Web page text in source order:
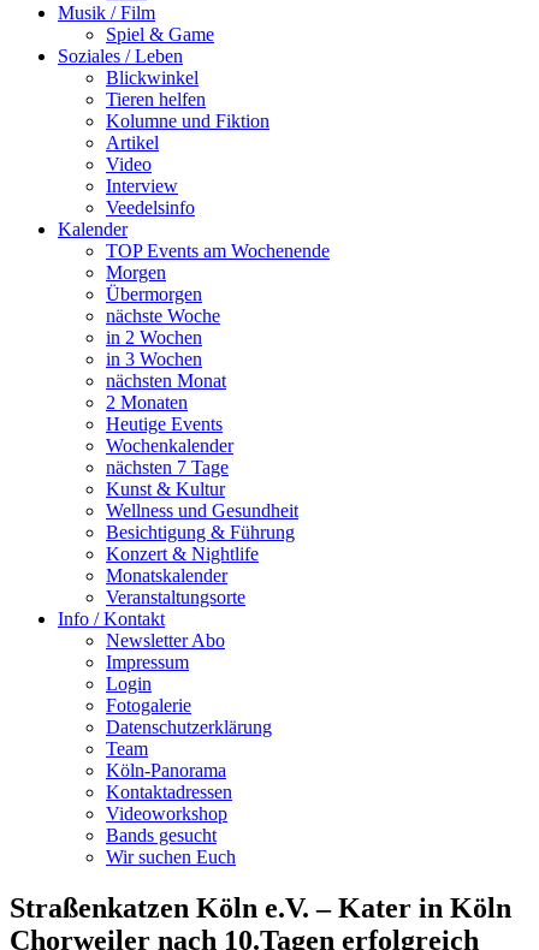
Musik / Film
Spiel & Game
Soziales / Leben
Blickwinkel
Tieren helfen
Kolumne und Fiktion
Artikel
Video
Interview
Veedelsinfo
Kalender
TOP Events am Wochenende
Morgen
Übermorgen
nächste Woche
in 2 Wochen
in 3 Wochen
nächsten Monat
2 Monaten
Heutige Events
Wochenkalender
nächsten 7 Tage
Kunst & Kultur
Wellness und Gesundheit
Besichtigung & Führung
Konzert & Nightlife
Monatskalender
Veranstaltungsorte
Info / Kontakt
Newsletter Abo
Impressum
Login
Fotogalerie
Datenschutzerklärung
Team
Köln-Panorama
Kontaktadressen
Videoworkshop
Bands gesucht
Wir suchen Euch
Straßenkatzen Köln e.V. – Kater in Köln
Chorweiler nach 10.Tagen erfolgreich